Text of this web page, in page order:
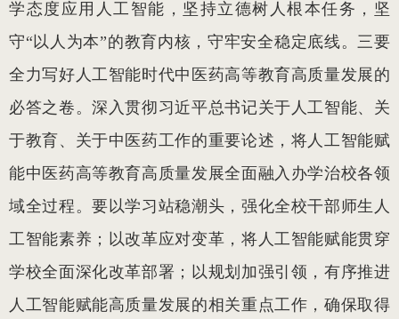
学态度应用人工智能，坚持立德树人根本任务，坚
守“以人为本”的教育内核，守牢安全稳定底线。三要
全力写好人工智能时代中医药高等教育高质量发展的
必答之卷。深入贯彻习近平总书记关于人工智能、关
于教育、关于中医药工作的重要论述，将人工智能赋
能中医药高等教育高质量发展全面融入办学治校各领
域全过程。要以学习站稳潮头，强化全校干部师生人
工智能素养；以改革应对变革，将人工智能赋能贯穿
学校全面深化改革部署；以规划加强引领，有序推进
人工智能赋能高质量发展的相关重点工作，确保取得